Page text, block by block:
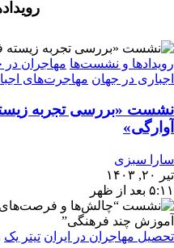
رویدادها و نشست‌ها مهاجران در
اجباری در جهان مهاجرت‌های
نشست «بررسی تجربه‌
آوارگی»
سارا سبزی
تیر ۲۰, ۱۴۰۳
۵:۱۱ بعد از ظهر
تحصیل مهاجران در ایران تیتر یک